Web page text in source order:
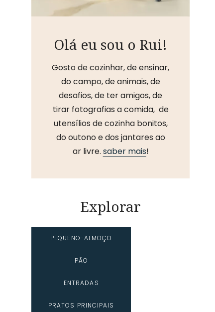
Olá eu sou o Rui!
Gosto de cozinhar, de ensinar,
do campo, de animais, de
desafios, de ter amigos, de
tirar fotografias a comida, de
utensílios de cozinha bonitos,
do outono e dos jantares ao
ar livre. saber mais!
Explorar
PEQUENO-ALMOÇO
PÃO
ENTRADAS
PRATOS PRINCIPAIS